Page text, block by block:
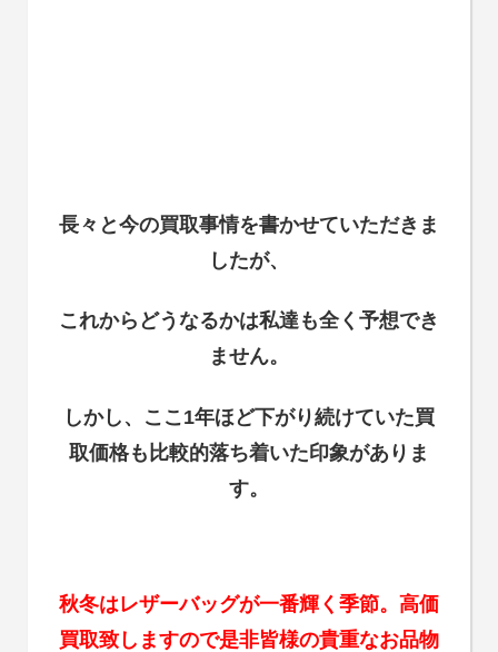
長々と今の買取事情を書かせていただきま
したが、
これからどうなるかは私達も全く予想でき
ません。
しかし、ここ1年ほど下がり続けていた買
取価格も比較的落ち着いた印象がありま
す。
秋冬はレザーバッグが一番輝く季節。高価
買取致しますので是非皆様の貴重なお品物